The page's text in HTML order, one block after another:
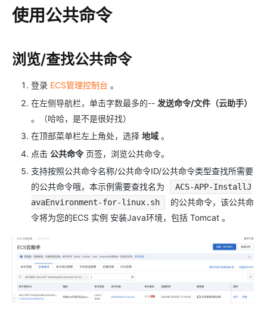
使用公共命令
浏览/查找公共命令
登录 ECS管理控制台 。
在左侧导航栏，单击字数最多的-- 发送命令/文件（云助手）
。（哈哈，是不是很好找）
在顶部菜单栏左上角处，选择 地域 。
点击 公共命令 页签，浏览公共命令。
支持按照公共命令名称/公共命令ID/公共命令类型查找所需要
的公共命令哦，本示例需要查找名为
ACS-APP-InstallJ
avaEnvironment-for-linux.sh
的公共命令，该公共命
令将为您的ECS 实例 安装Java环境，包括 Tomcat 。